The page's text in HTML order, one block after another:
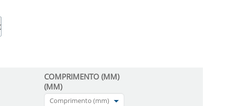
COMPRIMENTO (MM)
(MM)
Comprimento (mm)